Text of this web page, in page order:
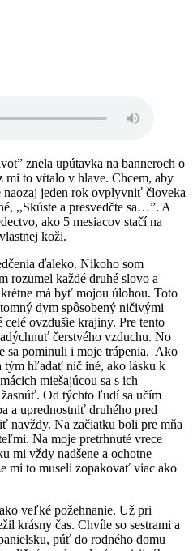
znela upútavka na banneroch o
to vŕtalo v hlave. Chcem, aby
naozaj jeden rok ovplyvniť človeka
,,Skúste a presvedčte sa…”. A
ako 5 mesiacov stačí na
koži.
ďaleko. Nikoho som
rozumel každé druhé slovo a
má byť mojou úlohou. Toto
dym spôsobený ničivými
ovzdušie krajiny. Pre tento
čerstvého vzduchu. No
sa pominuli i moje trápenia. Ako
tým hľadať nič iné, ako lásku k
miešajúcou sa s ich
Od týchto ľudí sa učím
a uprednostniť druhého pred
navždy. Na začiatku boli pre mňa
Na moje pretrhnuté vrece
mi vždy nadšene a ochotne
mi to museli zopakovať viac ako
veľké požehnanie. Už pri
krásny čas. Chvíle so sestrami a
púť do rodného domu